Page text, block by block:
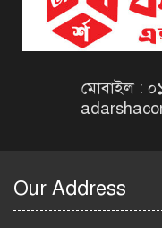
মোবাইল :
Our Address